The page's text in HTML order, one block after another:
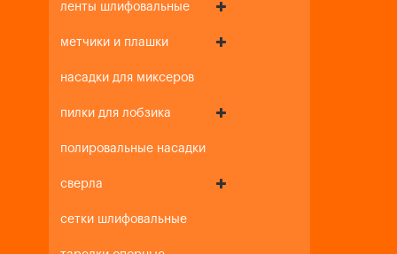
ленты шлифовальные
метчики и плашки
насадки для миксеров
пилки для лобзика
полировальные насадки
сверла
сетки шлифовальные